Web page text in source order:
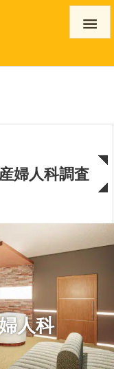

婦人科調査
人科